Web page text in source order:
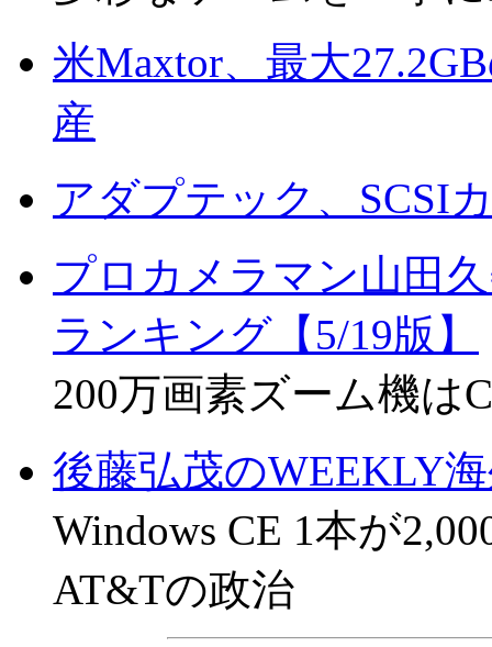
米Maxtor、最大
産
アダプテック、SCSI
プロカメラマン山田
ランキング【5/19版】
200万画素ズーム機は
後藤弘茂のWEEKLY
Windows CE 1本が
AT&Tの政治